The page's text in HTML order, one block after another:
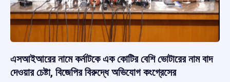
এসআইআরের নামে কর্নাটকে এক কোটির বেশি ভোটারের নাম বাদ
দেওয়ার চেষ্টা, বিজেপির বিরুদ্ধে অভিযোগ কংগ্রেসের